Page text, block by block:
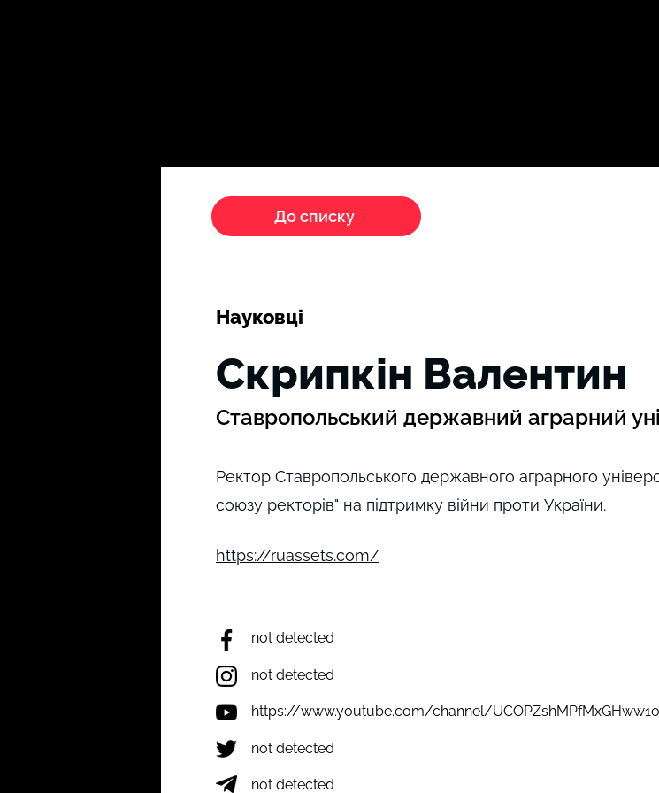
До списку
Науковці
Ставропольський державний аграрний
Скрипкін Валентин
Ректор Ставропольського державного аграрного
союзу ректорів" на підтримку війни проти України.
https://ruassets.com/
not detected
not detected
https://www.youtube.com/channel/
not detected
not detected